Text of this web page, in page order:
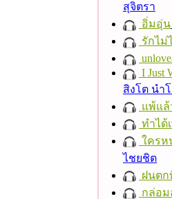
สุจิตรา
อิ่มอุ่น
รักไม่
I Just
สิงโต นำ
แพ้แล้
ทำได้
ใครห
ไชยชิต
ฝนตก
กล่อม